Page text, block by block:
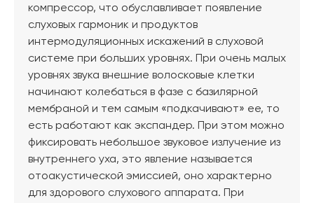
компрессор, что обуславливает появление
слуховых гармоник и продуктов
интермодуляционных искажений в слуховой
системе при больших уровнях. При очень малых
уровнях звука внешние волосковые клетки
начинают колебаться в фазе с базилярной
мембраной и тем самым «подкачивают» ее, то
есть работают как экспандер. При этом можно
фиксировать небольшое звуковое излучение из
внутреннего уха, это явление называется
отоакустической эмиссией, оно характерно
для здорового слухового аппарата. При